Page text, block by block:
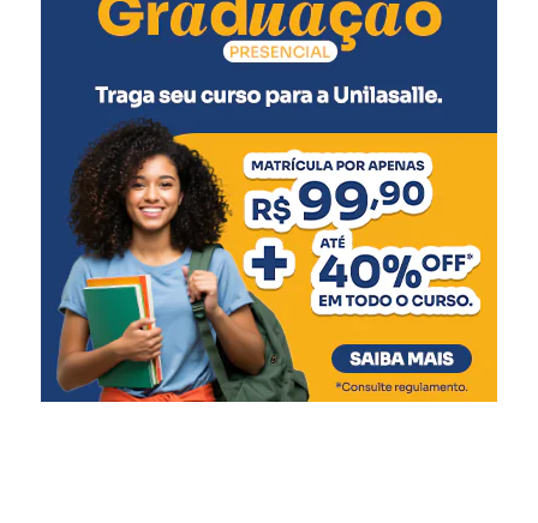
Rossano também agradeceu ao prefeito, ao vice-prefeito
Rodrigo Busato, secretários municipais, vereadores da
base aliada e demais integrantes da administração
municipal pelo período em que esteve na gestão.
A Prefeitura de Canoas ainda não informou oficialmente
quem assumirá a Secretaria Municipal de Relações
Institucionais.